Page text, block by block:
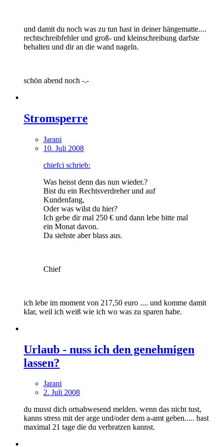
und damit du noch was zu tun hast in deiner hängematte....
rechtschreibfehler und groß- und kleinschreibung darfste
behalten und dir an die wand nageln.
schön abend noch -.-
Stromsperre
Jarani
10. Juli 2008
chiefci schrieb:
Was heisst denn das nun wieder.?
Bist du ein Rechtsverdreher und auf
Kundenfang,
Oder was wilst du hier?
Ich gebe dir mal 250 € und dann lebe bitte mal
ein Monat davon.
Da siehste aber blass aus.
Chief
ich lebe im moment von 217,50 euro .... und komme damit
klar, weil ich weiß wie ich wo was zu sparen habe.
Urlaub - nuss ich den genehmigen
lassen?
Jarani
2. Juli 2008
du musst dich ortsabwesend melden. wenn das nicht tust,
kanns stress mit der arge und/oder dem a-amt geben..... hast
maximal 21 tage die du verbratzen kannst.